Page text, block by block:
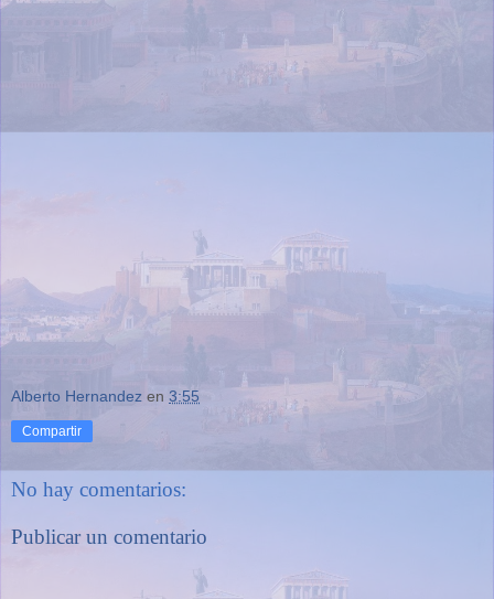
Alberto Hernandez en 3:55
Compartir
No hay comentarios:
Publicar un comentario